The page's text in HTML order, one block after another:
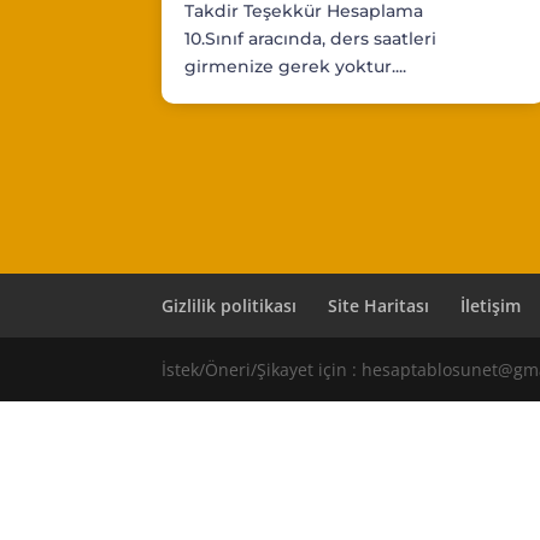
Takdir Teşekkür Hesaplama
10.Sınıf aracında, ders saatleri
girmenize gerek yoktur....
Gizlilik politikası Site Haritası İletişim
İstek/Öneri/Şikayet için :